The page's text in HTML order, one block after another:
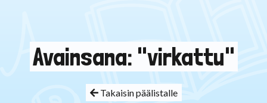
Avainsana: "virkattu"
Takaisin päälistalle